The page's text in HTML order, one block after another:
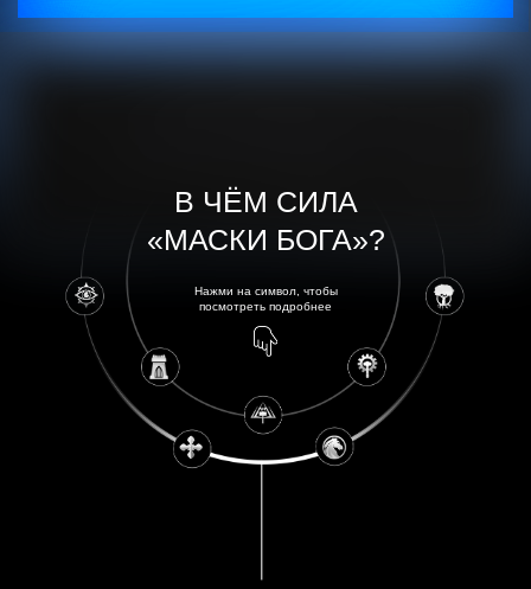
В ЧЁМ СИЛA
«МАСКИ БОГА»?
Нaжми нa символ, чтобы
посмотреть подробнее